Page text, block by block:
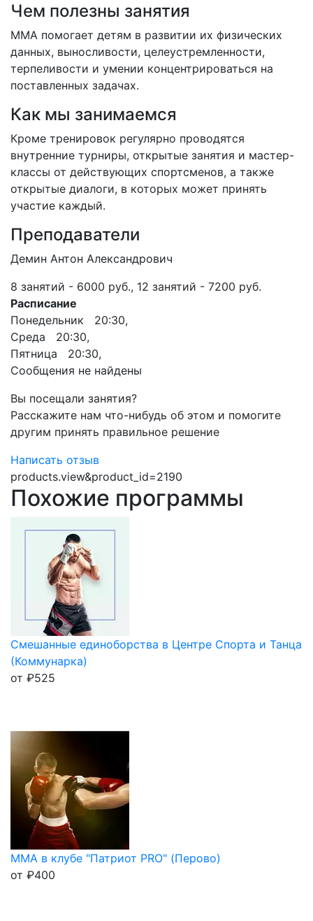
Чем полезны занятия
ММА помогает детям в развитии их физических
данных, выносливости, целеустремленности,
терпеливости и умении концентрироваться на
поставленных задачах.
Как мы занимаемся
Кроме тренировок регулярно проводятся
внутренние турниры, открытые занятия и мастер-
классы от действующих спортсменов, а также
открытые диалоги, в которых может принять
участие каждый.
Преподаватели
Демин Антон Александрович
8 занятий - 6000 руб., 12 занятий - 7200 руб.​
Расписание
Понедельник 20:30,
Среда 20:30,
Пятница 20:30,
Сообщения не найдены
Вы посещали занятия?
Расскажите нам что-нибудь об этом и помогите
другим принять правильное решение
Написать отзыв
products.view&product_id=2190
Похожие программы
Смешанные единоборства в Центре Спорта и Танца
(Коммунарка)
от ₽525
ММА в клубе "Патриот PRO" (Перово)
от ₽400